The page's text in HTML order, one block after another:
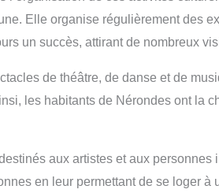
Elle organise régulièrement des
un succès, attirant de nombreux
de théâtre, de danse et de
les habitants de Nérondes ont la
aux artistes et aux
en leur permettant de se loger